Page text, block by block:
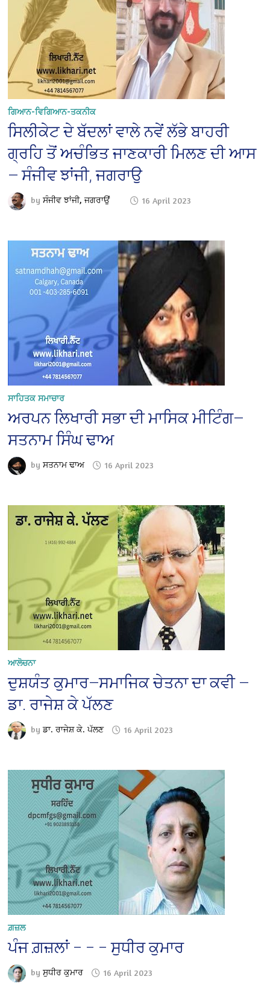
ਗਿਆਨ-ਵਿਗਿਆਨ-ਤਕਨੀਕ
ਸਿਲੀਕੇਟ ਦੇ ਬੱਦਲਾਂ ਵਾਲੇ ਨਵੇਂ ਲੱਭੇ ਬਾਹਰੀ
ਗ੍ਰਹਿ ਤੋਂ ਅਚੰਭਿਤ ਜਾਣਕਾਰੀ ਮਿਲਣ ਦੀ ਆਸ
— ਸੰਜੀਵ ਝਾਂਜੀ, ਜਗਰਾਉ
byਸੰਜੀਵ ਝਾਂਜੀ, ਜਗਰਾਉਂ 16 April 2023
ਸਾਹਿਤਕ ਸਮਾਚਾਰ
ਅਰਪਨ ਲਿਖਾਰੀ ਸਭਾ ਦੀ ਮਾਸਿਕ ਮੀਟਿੰਗ—
ਸਤਨਾਮ ਸਿੰਘ ਢਾਅ
byਸਤਨਾਮ ਢਾਅ 16 April 2023
ਆਲੋਚਨਾ
ਦੁਸ਼ਯੰਤ ਕੁਮਾਰ—ਸਮਾਜਿਕ ਚੇਤਨਾ ਦਾ ਕਵੀ —
ਡਾ. ਰਾਜੇਸ਼ ਕੇ ਪੱਲਣ
byਡਾ. ਰਾਜੇਸ਼ ਕੇ. ਪੱਲਣ 16 April 2023
ਗ਼ਜ਼ਲ
ਪੰਜ ਗ਼ਜ਼ਲਾਂ – – – ਸੁਧੀਰ ਕੁਮਾਰ
byਸੁਧੀਰ ਕੁਮਾਰ 16 April 2023